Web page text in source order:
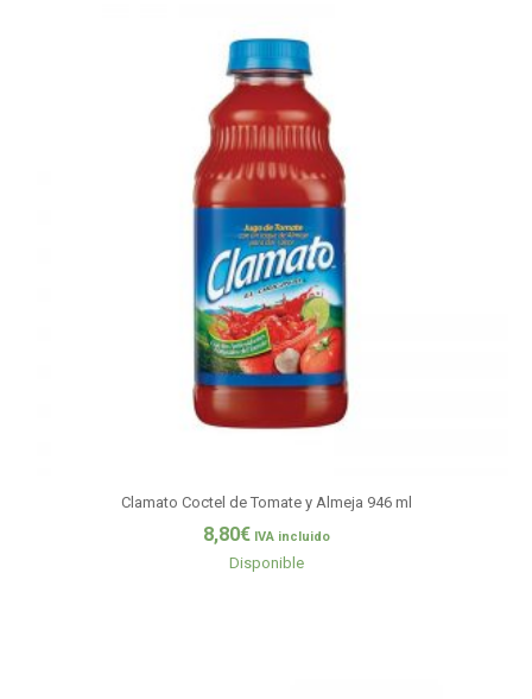
Clamato Coctel de Tomate y Almeja 946 ml
8,80€ IVA incluido
Disponible